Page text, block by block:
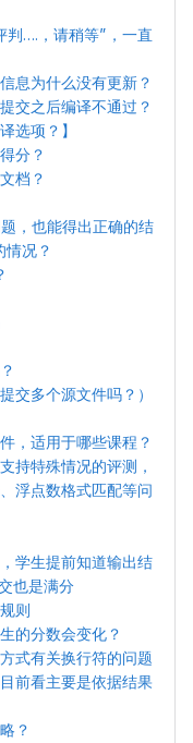
判….，请稍等”，一直
息为什么没有更新？
交之后编译不通过？
选项？】
分？
档？
，也能得出正确的结
情况？
交多个源文件吗？）
，适用于哪些课程？
持特殊情况的评测，
浮点数格式匹配等问
学生提前知道输出结
也是满分
则
的分数会变化？
式有关换行符的问题
前看主要是依据结果
？